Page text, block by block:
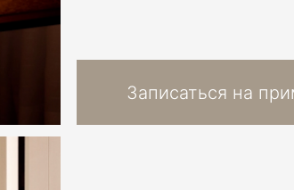
Записаться на